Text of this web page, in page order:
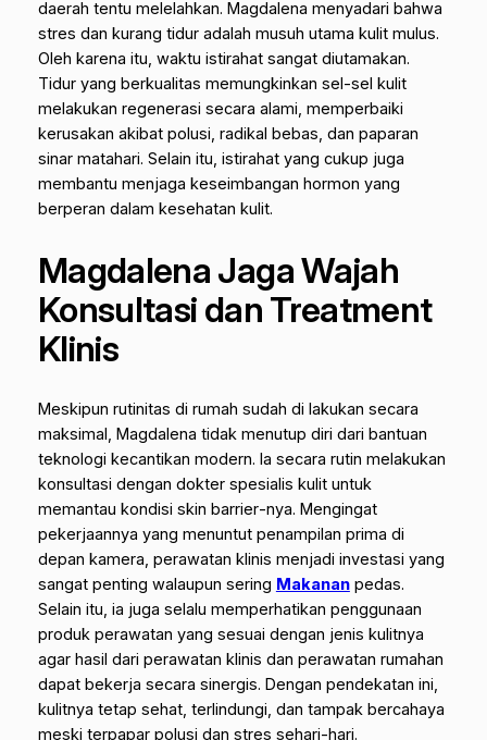
daerah tentu melelahkan. Magdalena menyadari bahwa
stres dan kurang tidur adalah musuh utama kulit mulus.
Oleh karena itu, waktu istirahat sangat diutamakan.
Tidur yang berkualitas memungkinkan sel-sel kulit
melakukan regenerasi secara alami, memperbaiki
kerusakan akibat polusi, radikal bebas, dan paparan
sinar matahari. Selain itu, istirahat yang cukup juga
membantu menjaga keseimbangan hormon yang
berperan dalam kesehatan kulit.
Magdalena Jaga Wajah
Konsultasi dan Treatment
Klinis
Meskipun rutinitas di rumah sudah di lakukan secara
maksimal, Magdalena tidak menutup diri dari bantuan
teknologi kecantikan modern. Ia secara rutin melakukan
konsultasi dengan dokter spesialis kulit untuk
memantau kondisi skin barrier-nya. Mengingat
pekerjaannya yang menuntut penampilan prima di
depan kamera, perawatan klinis menjadi investasi yang
sangat penting walaupun sering Makananpedas.
Selain itu, ia juga selalu memperhatikan penggunaan
produk perawatan yang sesuai dengan jenis kulitnya
agar hasil dari perawatan klinis dan perawatan rumahan
dapat bekerja secara sinergis. Dengan pendekatan ini,
kulitnya tetap sehat, terlindungi, dan tampak bercahaya
meski terpapar polusi dan stres sehari-hari.